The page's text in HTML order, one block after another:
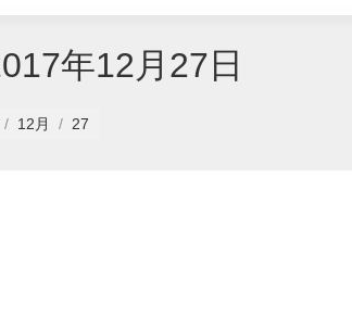
年12月27日
12月 27